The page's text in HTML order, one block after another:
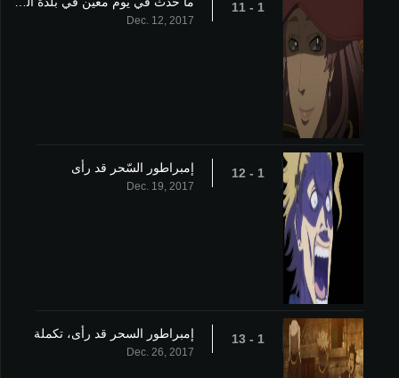
1 - 11
Dec. 12, 2017
1 - 12 إمبراطور السّحر قد رأى
Dec. 19, 2017
1 - 13 إمبراطور السحر قد رأى، تكملة
Dec. 26, 2017